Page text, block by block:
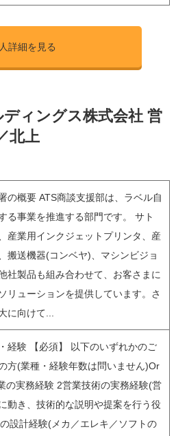
詳細を見る
ィングス株式会社 営
北上
の概要 ATS商談支援部は、ラベル自
る事業を推進する部門です。 サト
産業用インクジェットプリンタ、産
搬送機器(コンベヤ)、マシンビジョ
社製品も組み合わせて、お客さまに
リューションを提供しています。さ
に向けて...
経験 【必須】 以下のいずれかのご
方(業種・経験年数は問いません)Or
の実務経験 2営業技術の実務経験(営
動き、技術的な説明や提案を行う役
設計経験(メカ／エレキ／ソフトの